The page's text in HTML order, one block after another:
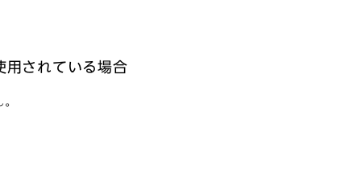
されている場合